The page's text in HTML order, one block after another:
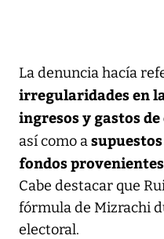
La denuncia hacía
irregularidades en
ingresos y gastos
así como a
fondos
Cabe destacar que
fórmula de Mizrachi
electoral.